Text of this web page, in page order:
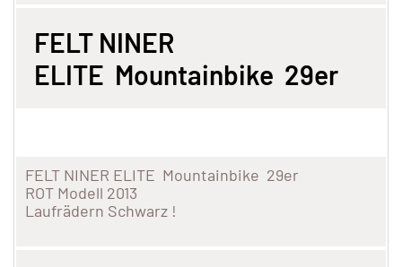
FELT NINER
ELITE Mountainbike 29er
FELT NINER ELITE Mountainbike 29er
ROT Modell 2013
Laufrädern Schwarz !